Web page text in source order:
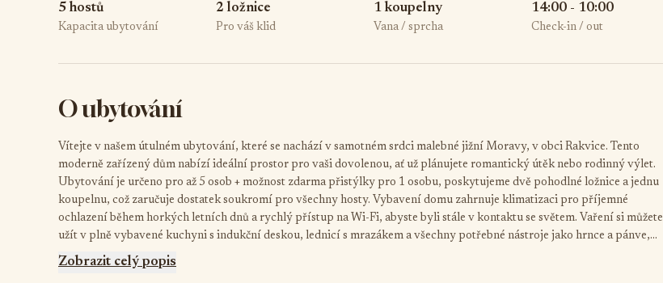
5 hostů
Kapacita ubytování
2 ložnice
Pro váš klid
1 koupelny
Vana / sprcha
14:00 - 10:00
Check-in / out
O ubytování
Vítejte v našem útulném ubytování, které se nachází v samotném srdci malebné jižní Moravy, v obci Rakvice. Tento
moderně zařízený dům nabízí ideální prostor pro vaši dovolenou, ať už plánujete romantický útěk nebo rodinný výlet.
Ubytování je určeno pro až 5 osob + možnost zdarma přistýlky pro 1 osobu, poskytujeme dvě pohodlné ložnice a jednu
koupelnu, což zaručuje dostatek soukromí pro všechny hosty. Vybavení domu zahrnuje klimatizaci pro příjemné
ochlazení během horkých letních dnů a rychlý přístup na Wi-Fi, abyste byli stále v kontaktu se světem. Vaření si můžete
užít v plně vybavené kuchyni s indukční deskou, lednicí s mrazákem a všechny potřebné nástroje jako hrnce a pánve,
olej, sůl a pepř máme také k dispozici. O relaxaci se postará zastřešená terasa s venkovním posezením a grilem, ideální
pro večerní barbecue s rodinou nebo přáteli. Navíc se můžete těšit na blízké cyklostezky a turistické trasy, které vás
Zobrazit celý popis